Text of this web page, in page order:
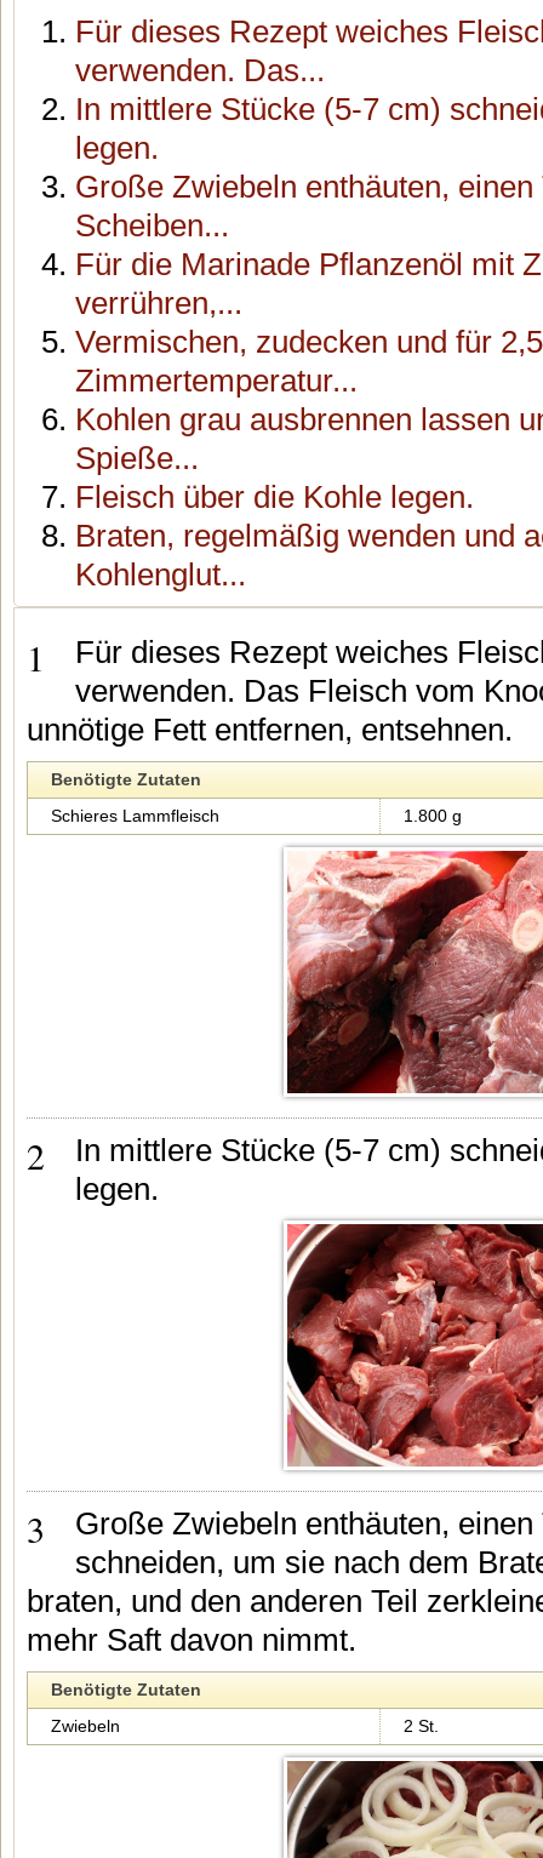
Für dieses Rezept weiches
verwenden. Das...
In mittlere Stücke (5-7 cm)
legen.
Große Zwiebeln enthäuten,
Scheiben...
Für die Marinade Pflanzenöl mit
verrühren,...
Vermischen, zudecken und für
Zimmertemperatur...
Kohlen grau ausbrennen lassen
Spieße...
Fleisch über die Kohle legen.
Braten, regelmäßig wenden und
Kohlenglut...
1
Für dieses Rezept weiches
verwenden. Das Fleisch vom
unnötige Fett entfernen, entsehnen.
Benötigte Zutaten
Schieres Lammfleisch
1.800 g
2
In mittlere Stücke (5-7 cm)
legen.
3
Große Zwiebeln enthäuten,
schneiden, um sie nach dem
braten, und den anderen Teil
mehr Saft davon nimmt.
Benötigte Zutaten
Zwiebeln
2 St.